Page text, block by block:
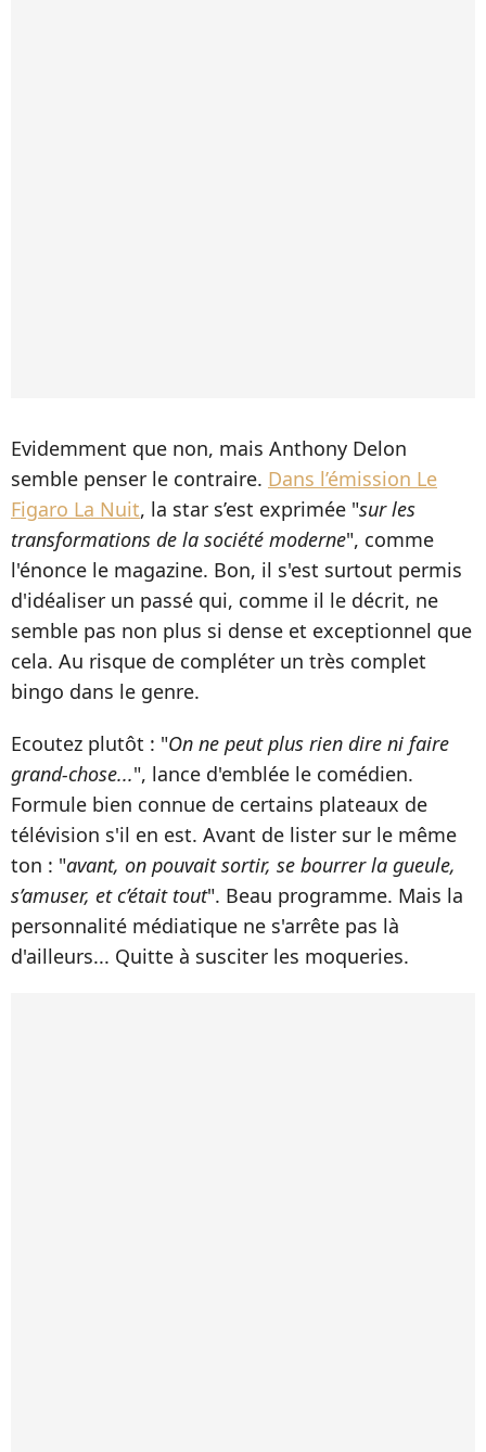
Evidemment que non, mais Anthony Delon
semble penser le contraire. Dans l’émission Le
Figaro La Nuit, la star s’est exprimée "sur les
transformations de la société moderne", comme
l'énonce le magazine. Bon, il s'est surtout permis
d'idéaliser un passé qui, comme il le décrit, ne
semble pas non plus si dense et exceptionnel que
cela. Au risque de compléter un très complet
bingo dans le genre.
Ecoutez plutôt : "On ne peut plus rien dire ni faire
grand-chose...", lance d'emblée le comédien.
Formule bien connue de certains plateaux de
télévision s'il en est. Avant de lister sur le même
ton : "avant, on pouvait sortir, se bourrer la gueule,
s’amuser, et c’était tout". Beau programme. Mais la
personnalité médiatique ne s'arrête pas là
d'ailleurs... Quitte à susciter les moqueries.